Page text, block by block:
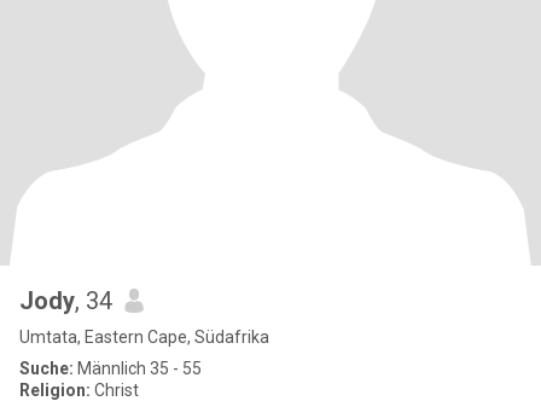
Jody, 34
Umtata, Eastern Cape, Südafrika
Suche: Männlich 35 - 55
Religion: Christ